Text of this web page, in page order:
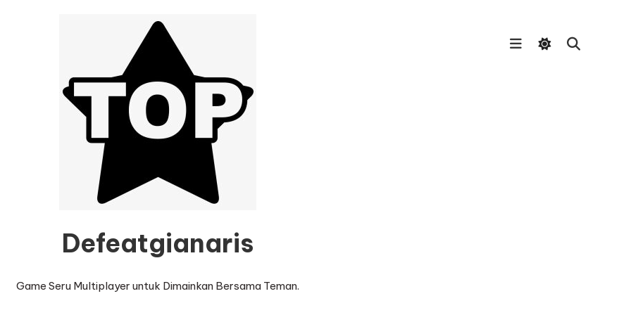
Defeatgianaris
Game Seru Multiplayer untuk Dimainkan Bersama Teman.